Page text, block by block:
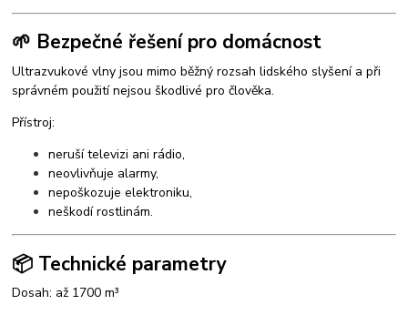
🌱 Bezpečné řešení pro domácnost
Ultrazvukové vlny jsou mimo běžný rozsah lidského slyšení a při
správném použití nejsou škodlivé pro člověka.
Přístroj:
neruší televizi ani rádio,
neovlivňuje alarmy,
nepoškozuje elektroniku,
neškodí rostlinám.
📦 Technické parametry
Dosah: až 1700 m³